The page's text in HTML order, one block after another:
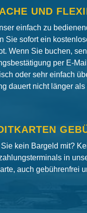
UND
einfach zu
Sie sofort ein
Wenn Sie buchen,
per E-
oder sehr einfach
dauert nicht länger als
Sie kein Bargeld mit?
in
auch gebührenfrei